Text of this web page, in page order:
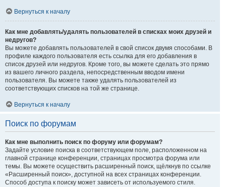
Вернуться к началу
Как мне добавлять/удалять пользователей в списках моих друзей и
недругов?
Вы можете добавлять пользователей в свой список двумя способами. В
профиле каждого пользователя есть ссылка для его добавления в
список друзей или недругов. Кроме того, вы можете сделать это прямо
из вашего личного раздела, непосредственным вводом имени
пользователя. Вы можете также удалять пользователей из
соответствующих списков на той же странице.
Вернуться к началу
Поиск по форумам
Как мне выполнить поиск по форуму или форумам?
Задайте условие поиска в соответствующем поле, расположенном на
главной странице конференции, страницах просмотра форума или
темы. Вы можете осуществить расширенный поиск, щёлкнув по ссылке
«Расширенный поиск», доступной на всех страницах конференции.
Способ доступа к поиску может зависеть от используемого стиля.